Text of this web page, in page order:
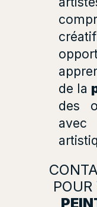
de la
des